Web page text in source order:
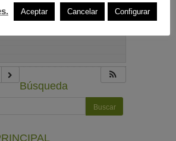
Búsqueda
Aceptar Cancelar Configurar